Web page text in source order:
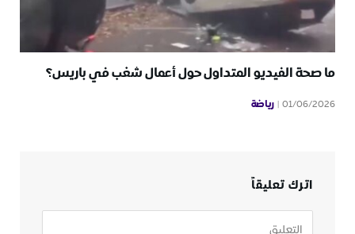
ما صحة الفيديو المتداول حول أعمال شغب في باريس؟
01/06/2026 رياضة
اترك تعليقاً